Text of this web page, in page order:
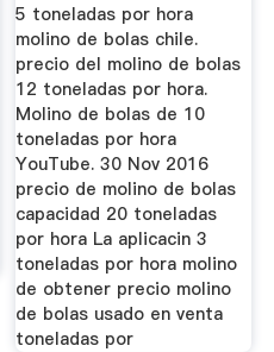
5 toneladas por hora
molino de bolas chile.
precio del molino de bolas
12 toneladas por hora.
Molino de bolas de 10
toneladas por hora
YouTube. 30 Nov 2016
precio de molino de bolas
capacidad 20 toneladas
por hora La aplicacin 3
toneladas por hora molino
de obtener precio molino
de bolas usado en venta
toneladas por